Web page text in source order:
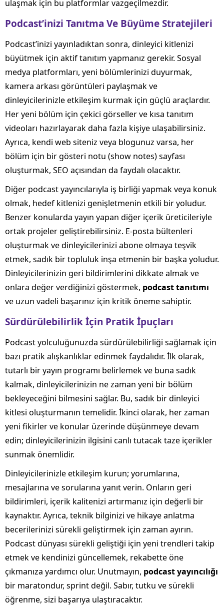
ulaşmak için bu platformlar vazgeçilmezdir.
Podcast’inizi Tanıtma Ve Büyüme Stratejileri
Podcast’inizi yayınladıktan sonra, dinleyici kitlenizi
büyütmek için aktif tanıtım yapmanız gerekir. Sosyal
medya platformları, yeni bölümlerinizi duyurmak,
kamera arkası görüntüleri paylaşmak ve
dinleyicilerinizle etkileşim kurmak için güçlü araçlardır.
Her yeni bölüm için çekici görseller ve kısa tanıtım
videoları hazırlayarak daha fazla kişiye ulaşabilirsiniz.
Ayrıca, kendi web siteniz veya blogunuz varsa, her
bölüm için bir gösteri notu (show notes) sayfası
oluşturmak, SEO açısından da faydalı olacaktır.
Diğer podcast yayıncılarıyla iş birliği yapmak veya konuk
olmak, hedef kitlenizi genişletmenin etkili bir yoludur.
Benzer konularda yayın yapan diğer içerik üreticileriyle
ortak projeler geliştirebilirsiniz. E-posta bültenleri
oluşturmak ve dinleyicilerinizi abone olmaya teşvik
etmek, sadık bir topluluk inşa etmenin bir başka yoludur.
Dinleyicilerinizin geri bildirimlerini dikkate almak ve
onlara değer verdiğinizi göstermek, podcast tanıtımı
ve uzun vadeli başarınız için kritik öneme sahiptir.
Sürdürülebilirlik İçin Pratik İpuçları
Podcast yolculuğunuzda sürdürülebilirliği sağlamak için
bazı pratik alışkanlıklar edinmek faydalıdır. İlk olarak,
tutarlı bir yayın programı belirlemek ve buna sadık
kalmak, dinleyicilerinizin ne zaman yeni bir bölüm
bekleyeceğini bilmesini sağlar. Bu, sadık bir dinleyici
kitlesi oluşturmanın temelidir. İkinci olarak, her zaman
yeni fikirler ve konular üzerinde düşünmeye devam
edin; dinleyicilerinizin ilgisini canlı tutacak taze içerikler
sunmak önemlidir.
Dinleyicilerinizle etkileşim kurun; yorumlarına,
mesajlarına ve sorularına yanıt verin. Onların geri
bildirimleri, içerik kalitenizi artırmanız için değerli bir
kaynaktır. Ayrıca, teknik bilginizi ve hikaye anlatma
becerilerinizi sürekli geliştirmek için zaman ayırın.
Podcast dünyası sürekli geliştiği için yeni trendleri takip
etmek ve kendinizi güncellemek, rekabette öne
çıkmanıza yardımcı olur. Unutmayın, podcast yayıncılığı
bir maratondur, sprint değil. Sabır, tutku ve sürekli
öğrenme, sizi başarıya ulaştıracaktır.